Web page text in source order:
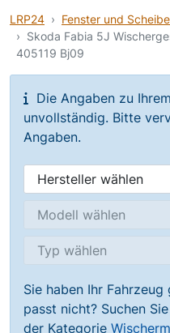
LRP24 Fenster und
Skoda Fabia 5J
405119 Bj09
Die Angaben zu
unvollständig. Bitte
Angaben.
Sie haben Ihr
passt nicht? Suchen
der Kategorie